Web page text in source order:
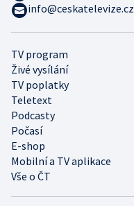
TV program
Živé vysílání
TV poplatky
Teletext
Podcasty
Počasí
E-shop
Mobilní a TV aplikace
Vše o ČT
info@ceskatelevize.cz